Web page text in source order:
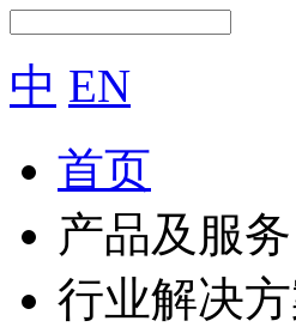
中 EN
首页
产品及服务
行业解决